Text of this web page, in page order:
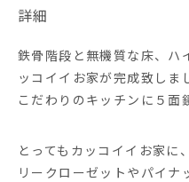
詳細
鉄骨階段と無機質な床、ハ
ッコイイお家が完成致しま
こだわりのキッチンに５面
とってもカッコイイお家に
リークローゼットやパイ